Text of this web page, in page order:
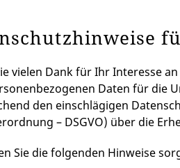
vielen Dank für Ihr Interesse
Daten für die
den einschlägigen
– DSGVO) über die
Sie die folgenden Hinweise